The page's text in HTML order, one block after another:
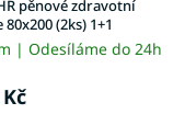
pěnové zdravotní
(2ks) 1+1
| Odesíláme do 24h